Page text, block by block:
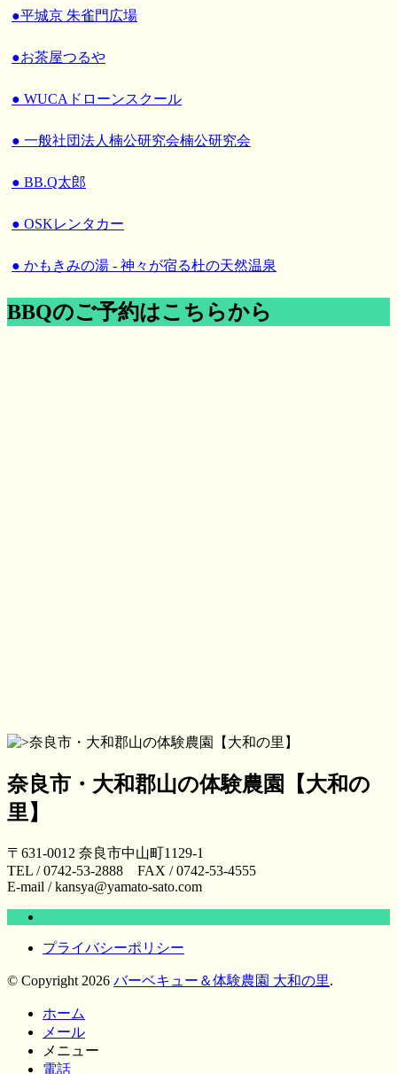
●平城京 朱雀門広場
●お茶屋つるや
● WUCAドローンスクール
● 一般社団法人楠公研究会楠公研究会
● BB.Q太郎
● OSKレンタカー
● かもきみの湯 - 神々が宿る杜の天然温泉
BBQのご予約はこちらから
奈良市・大和郡山の体験農園【大和の
里】
〒631-0012 奈良市中山町1129-1
TEL / 0742-53-2888 FAX / 0742-53-4555
E-mail / kansya@yamato-sato.com
プライバシーポリシー
© Copyright 2026 バーベキュー＆体験農園 大和の里.
ホーム
メール
メニュー
電話